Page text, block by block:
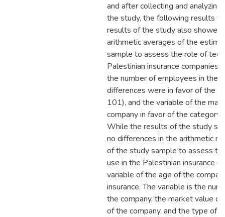
and after collecting and analyzing
the study, the following results
results of the study also showed
arithmetic averages of the
sample to assess the role of
Palestinian insurance
the number of employees in the
differences were in favor of the
101), and the variable of the
company in favor of the category
While the results of the study
no differences in the arithmetic
of the study sample to assess
use in the Palestinian insurance
variable of the age of the
insurance. The variable is the
the company, the market value
of the company, and the type of